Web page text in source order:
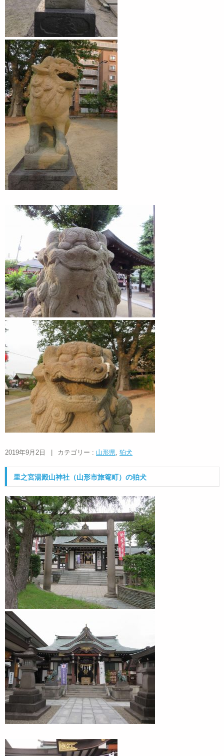
2019年9月2日 | カテゴリー : 山形県 狛犬
里之宮湯殿山神社（山形市旅篭町）の狛犬